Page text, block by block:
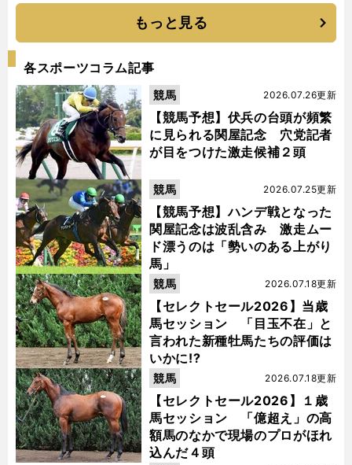
もっと見る
各スポーツコラム記事
【競馬予想】伏兵の台頭が頻繁
に見られる関屋記念 穴党記者
が目をつけた激走候補２頭
2026.07.26更新
競馬
【競馬予想】ハンデ戦となった
関屋記念は波乱含み 激走ムー
ド漂うのは「勢いのある上がり
馬」
2026.07.25更新
競馬
【セレクトセール2026】当歳
馬セッション 「目玉不在」と
言われた新種牡馬たちの評価は
いかに!?
2026.07.18更新
競馬
【セレクトセール2026】１歳
馬セッション 「億超え」の高
額馬のなかで現場のプロがほれ
込んだ４頭
2026.07.18更新
競馬